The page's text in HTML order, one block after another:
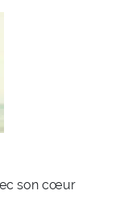
son cœur